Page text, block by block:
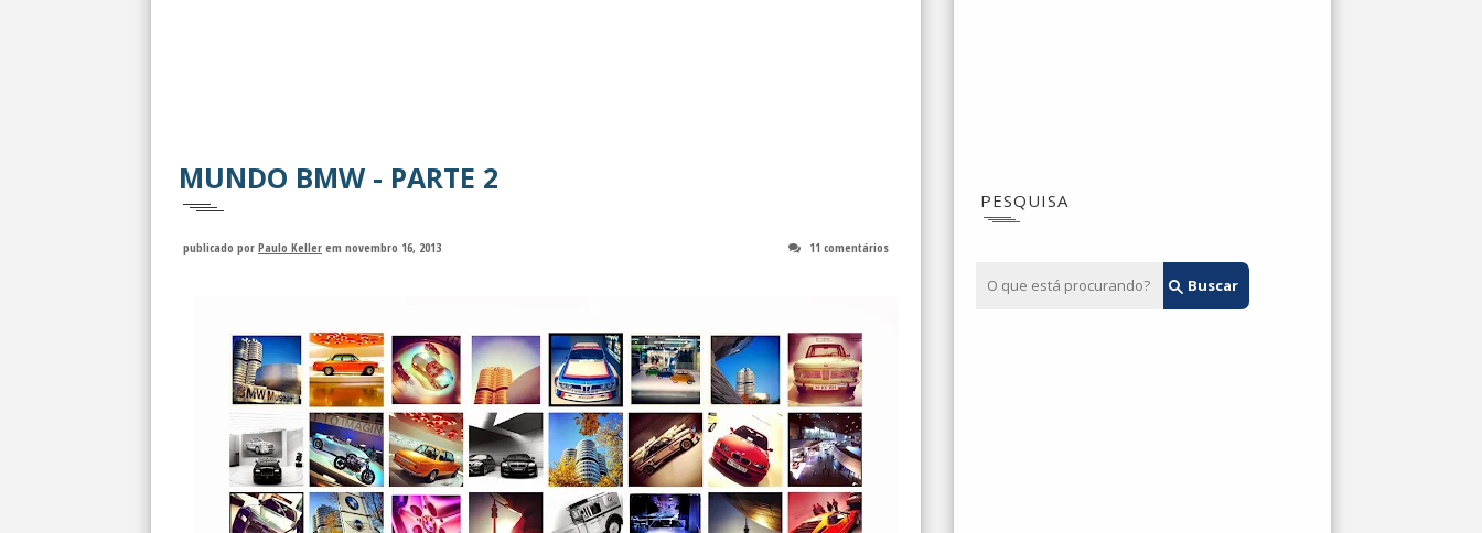
MUNDO BMW - PARTE 2
publicado por Paulo Keller em novembro 16, 2013 11 comentários
PESQUISA